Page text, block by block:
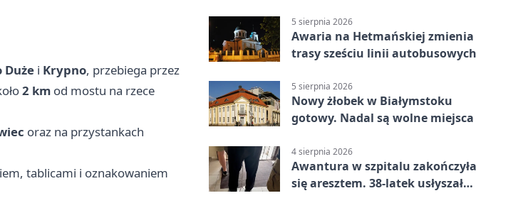
Duże i Krypno, przebiega przez
2 km od mostu na rzece
oraz na przystankach
tablicami i oznakowaniem
5 sierpnia 2026
Awaria na Hetmańskiej zmienia
trasy sześciu linii autobusowych
5 sierpnia 2026
Nowy żłobek w Białymstoku
gotowy. Nadal są wolne miejsca
4 sierpnia 2026
Awantura w szpitalu zakończyła
się aresztem. 38-latek usłyszał